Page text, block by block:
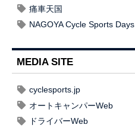
痛車天国
NAGOYA Cycle Sports Days
MEDIA SITE
cyclesports.jp
オートキャンパーWeb
ドライバーWeb